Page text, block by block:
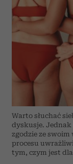
Warto słuchać
dyskusje. Jednak
zgodzie ze swoim
procesu
tym, czym jest dla